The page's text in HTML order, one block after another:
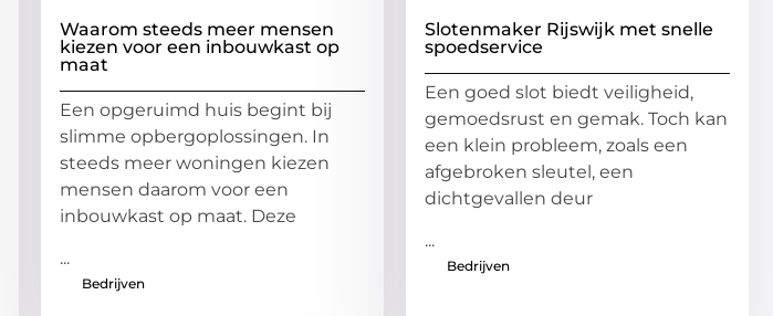
Waarom steeds meer mensen
kiezen voor een inbouwkast op
maat
Een opgeruimd huis begint bij
slimme opbergoplossingen. In
steeds meer woningen kiezen
mensen daarom voor een
inbouwkast op maat. Deze
...
Bedrijven
Slotenmaker Rijswijk met snelle
spoedservice
Een goed slot biedt veiligheid,
gemoedsrust en gemak. Toch kan
een klein probleem, zoals een
afgebroken sleutel, een
dichtgevallen deur
...
Bedrijven